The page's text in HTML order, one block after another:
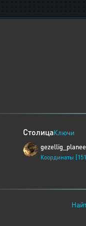
СтолицаКлючи
Координаты